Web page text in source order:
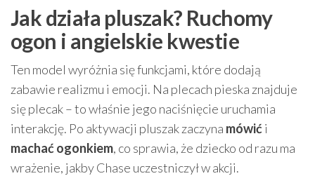
Jak działa pluszak? Ruchomy
ogon i angielskie kwestie
Ten model wyróżnia się funkcjami, które dodają
zabawie realizmu i emocji. Na plecach pieska znajduje
się plecak – to właśnie jego naciśnięcie uruchamia
interakcję. Po aktywacji pluszak zaczyna mówići
machać ogonkiem, co sprawia, że dziecko od razu ma
wrażenie, jakby Chase uczestniczył w akcji.